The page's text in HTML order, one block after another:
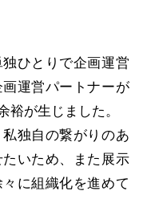
ひとりで企画運営
運営パートナーが
裕が生じました。
独自の繋がりのあ
いため、また展示
に組織化を進めて